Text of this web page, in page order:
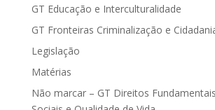
GT Educação e Interculturalidade
GT Fronteiras Criminalização e
Legislação
Matérias
Não marcar – GT Direitos